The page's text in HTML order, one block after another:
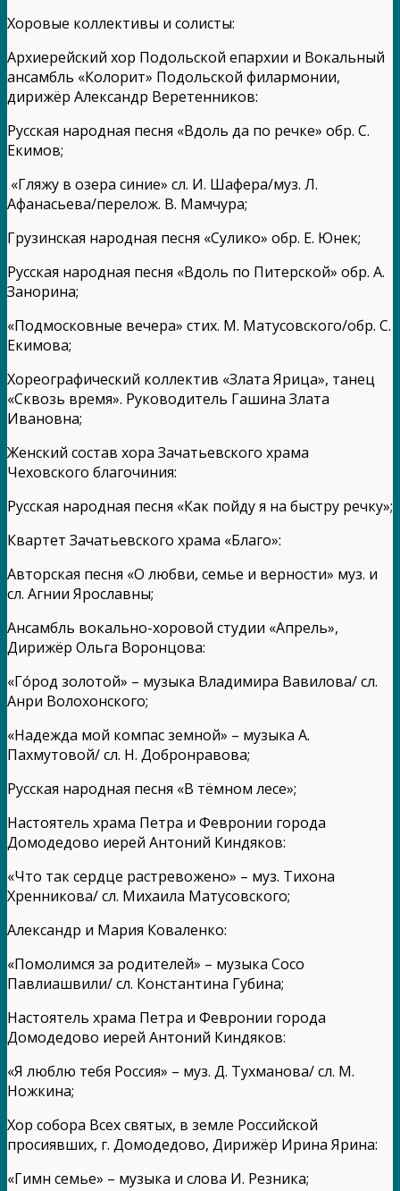
Хоровые коллективы и солисты:
Архиерейский хор Подольской епархии и Вокальный
ансамбль «Колорит» Подольской филармонии,
дирижёр Александр Веретенников:
Русская народная песня «Вдоль да по речке» обр. С.
Екимов;
«Гляжу в озера синие» сл. И. Шафера/муз. Л.
Афанасьева/перелож. В. Мамчура;
Грузинская народная песня «Сулико» обр. Е. Юнек;
Русская народная песня «Вдоль по Питерской» обр. А.
Занорина;
«Подмосковные вечера» стих. М. Матусовского/обр. С.
Екимова;
Хореографический коллектив «Злата Ярица», танец
«Сквозь время». Руководитель Гашина Злата
Ивановна;
Женский состав хора Зачатьевского храма
Чеховского благочиния:
Русская народная песня «Как пойду я на быстру речку»;
Квартет Зачатьевского храма «Благо»:
Авторская песня «О любви, семье и верности» муз. и
сл. Агнии Ярославны;
Ансамбль вокально-хоровой студии «Апрель»,
Дирижёр Ольга Воронцова:
«Го́род золотой» – музыка Владимира Вавилова/ сл.
Анри Волохонского;
«Надежда мой компас земной» – музыка А.
Пахмутовой/ сл. Н. Добронравова;
Русская народная песня «В тёмном лесе»;
Настоятель храма Петра и Февронии города
Домодедово иерей Антоний Киндяков:
«Что так сердце растревожено» – муз. Тихона
Хренникова/ сл. Михаила Матусовского;
Александр и Мария Коваленко:
«Помолимся за родителей» – музыка Сосо
Павлиашвили/ сл. Константина Губина;
Настоятель храма Петра и Февронии города
Домодедово иерей Антоний Киндяков:
«Я люблю тебя Россия» – муз. Д. Тухманова/ сл. М.
Ножкина;
Хор собора Всех святых, в земле Российской
просиявших, г. Домодедово, Дирижёр Ирина Ярина:
«Гимн семье» – музыка и слова И. Резника;